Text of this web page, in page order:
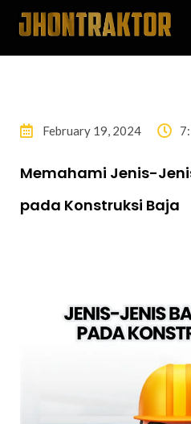
February 19, 2024
Memahami Jenis-
pada Konstruksi Baja